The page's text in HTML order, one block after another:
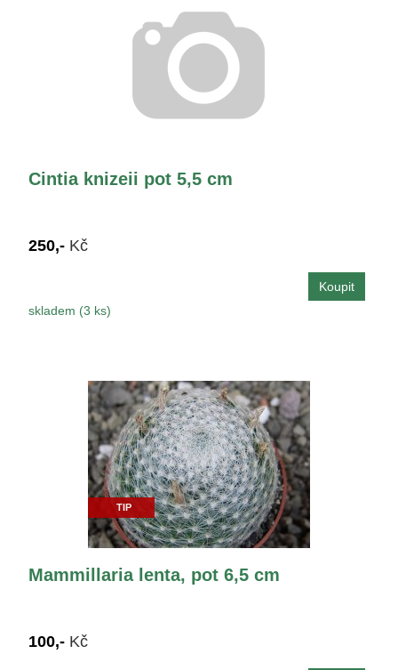
Cintia knizeii pot 5,5 cm
250,- Kč
skladem (3 ks)
TIP
Mammillaria lenta, pot 6,5 cm
100,- Kč